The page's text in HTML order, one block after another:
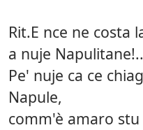
Rit.E nce ne costa
a nuje
Pe' nuje ca ce
Napule,
comm'è amaro